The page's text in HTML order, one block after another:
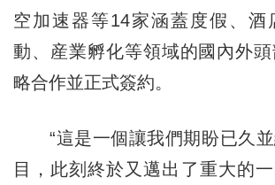
空加速器等14家涵蓋度假、酒
動、産業孵化等領域的國內外
略合作並正式簽約。
“這是一個讓我們期盼已久並
目，此刻終於又邁出了重大的一